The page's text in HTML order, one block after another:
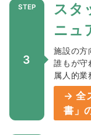
3
スタ
ニュ
施設の方
誰もが守
属人的
→ 全
書」